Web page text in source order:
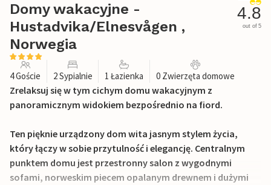
Domy wakacyjne -
Hustadvika/Elnesvågen ,
Norwegia
4.8
out of 5
4 Goście 2 Sypialnie 1 Łazienka 0 Zwierzęta domowe
Zrelaksuj się w tym cichym domu wakacyjnym z
panoramicznym widokiem bezpośrednio na fiord.
Ten pięknie urządzony dom wita jasnym stylem życia,
który łączy w sobie przytulność i elegancję. Centralnym
punktem domu jest przestronny salon z wygodnymi
sofami, norweskim piecem opalanym drewnem i dużymi